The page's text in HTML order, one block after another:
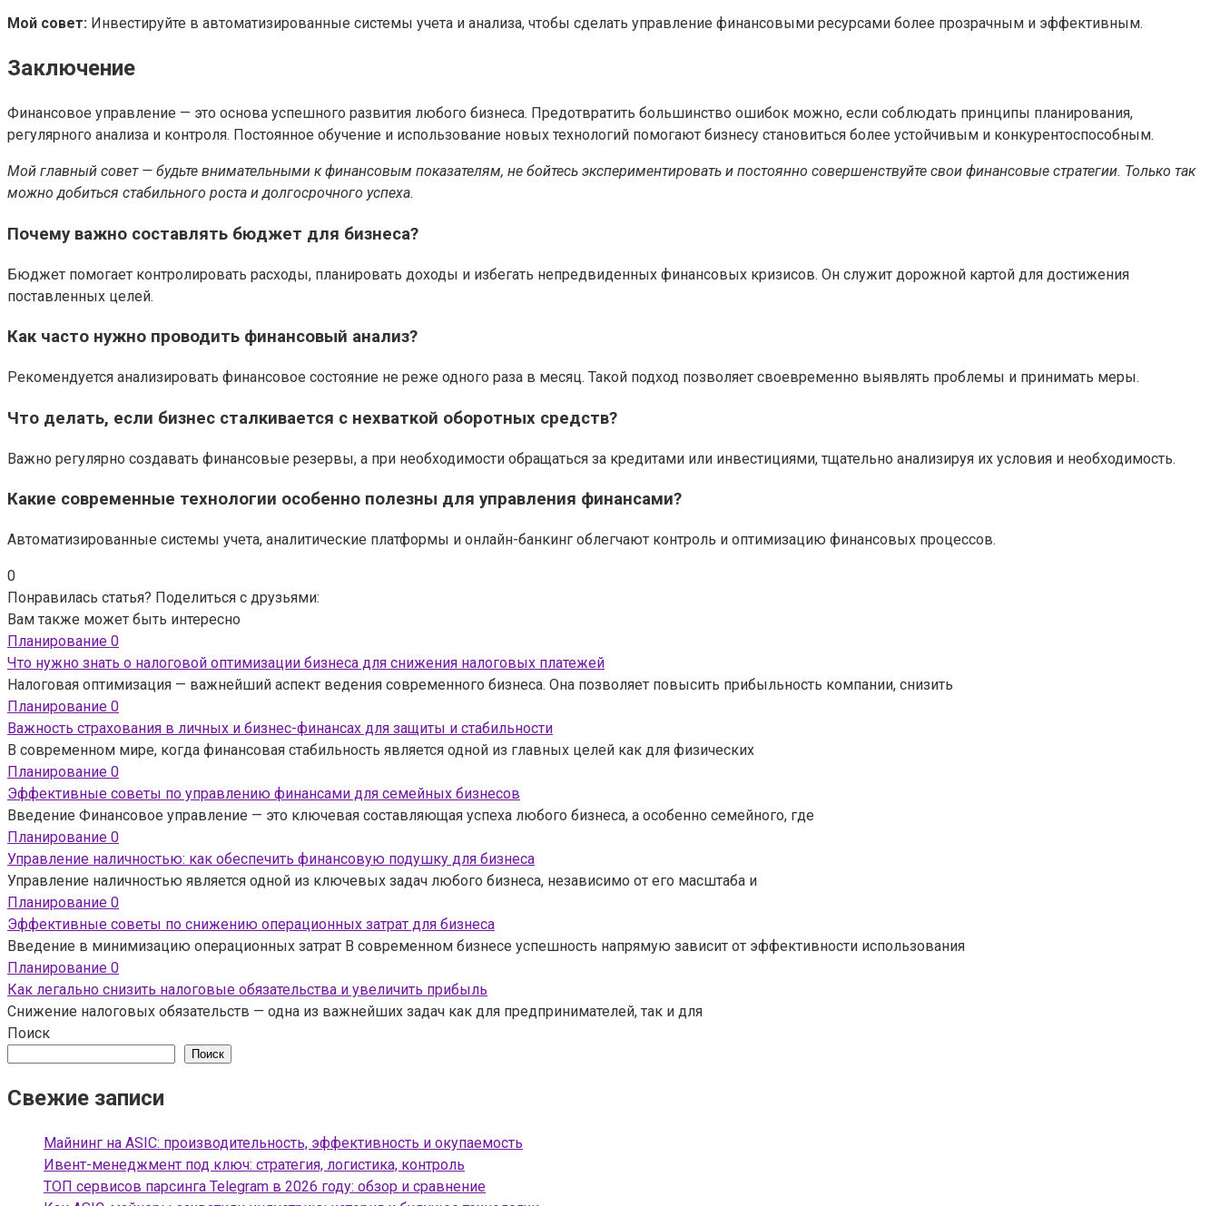
Мой совет: Инвестируйте в автоматизированные системы учета и анализа, чтобы сделать управление финансовыми ресурсами более прозрачным и эффективным.
Заключение
Финансовое управление — это основа успешного развития любого бизнеса. Предотвратить большинство ошибок можно, если соблюдать принципы планирования,
регулярного анализа и контроля. Постоянное обучение и использование новых технологий помогают бизнесу становиться более устойчивым и конкурентоспособным.
Мой главный совет — будьте внимательными к финансовым показателям, не бойтесь экспериментировать и постоянно совершенствуйте свои финансовые стратегии. Только так
можно добиться стабильного роста и долгосрочного успеха.
Почему важно составлять бюджет для бизнеса?
Бюджет помогает контролировать расходы, планировать доходы и избегать непредвиденных финансовых кризисов. Он служит дорожной картой для достижения
поставленных целей.
Как часто нужно проводить финансовый анализ?
Рекомендуется анализировать финансовое состояние не реже одного раза в месяц. Такой подход позволяет своевременно выявлять проблемы и принимать меры.
Что делать, если бизнес сталкивается с нехваткой оборотных средств?
Важно регулярно создавать финансовые резервы, а при необходимости обращаться за кредитами или инвестициями, тщательно анализируя их условия и необходимость.
Какие современные технологии особенно полезны для управления финансами?
Автоматизированные системы учета, аналитические платформы и онлайн-банкинг облегчают контроль и оптимизацию финансовых процессов.
0
Понравилась статья? Поделиться с друзьями:
Вам также может быть интересно
Планирование 0
Что нужно знать о налоговой оптимизации бизнеса для снижения налоговых платежей
Налоговая оптимизация — важнейший аспект ведения современного бизнеса. Она позволяет повысить прибыльность компании, снизить
Планирование 0
Важность страхования в личных и бизнес-финансах для защиты и стабильности
В современном мире, когда финансовая стабильность является одной из главных целей как для физических
Планирование 0
Эффективные советы по управлению финансами для семейных бизнесов
Введение Финансовое управление — это ключевая составляющая успеха любого бизнеса, а особенно семейного, где
Планирование 0
Управление наличностью: как обеспечить финансовую подушку для бизнеса
Управление наличностью является одной из ключевых задач любого бизнеса, независимо от его масштаба и
Планирование 0
Эффективные советы по снижению операционных затрат для бизнеса
Введение в минимизацию операционных затрат В современном бизнесе успешность напрямую зависит от эффективности использования
Планирование 0
Как легально снизить налоговые обязательства и увеличить прибыль
Снижение налоговых обязательств — одна из важнейших задач как для предпринимателей, так и для
Поиск
Поиск
Свежие записи
Майнинг на ASIC: производительность, эффективность и окупаемость
Ивент-менеджмент под ключ: стратегия, логистика, контроль
ТОП сервисов парсинга Telegram в 2026 году: обзор и сравнение